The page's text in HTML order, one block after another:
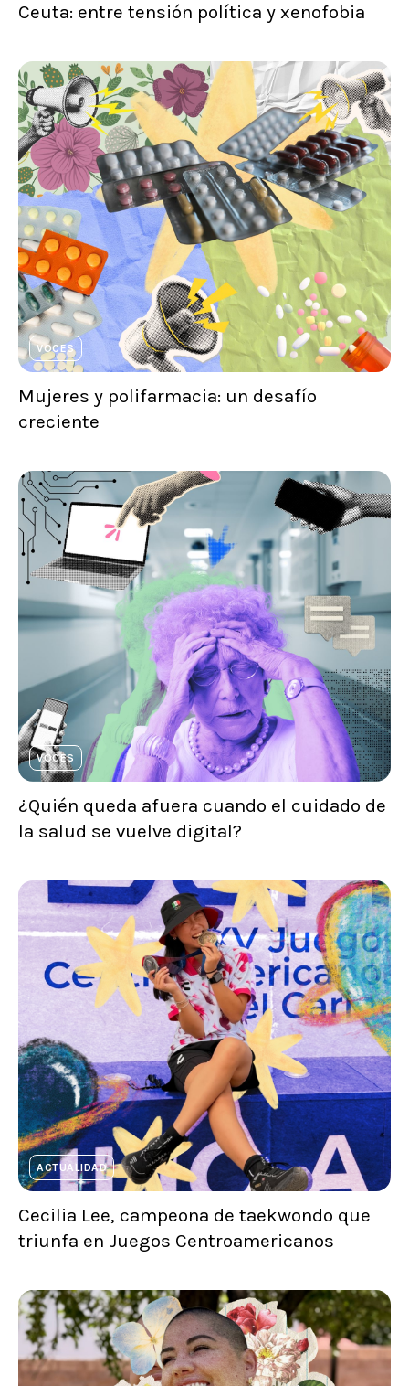
Ceuta: entre tensión política y xenofobia
VOCES
Mujeres y polifarmacia: un desafío
creciente
VOCES
¿Quién queda afuera cuando el cuidado de
la salud se vuelve digital?
ACTUALIDAD
Cecilia Lee, campeona de taekwondo que
triunfa en Juegos Centroamericanos